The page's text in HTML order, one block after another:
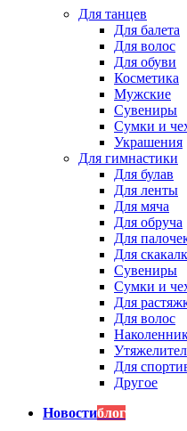
Для танцев
Для балета
Для волос
Для обуви
Косметика
Мужские
Сувениры
Сумки и
Украшения
Для гимнастики
Для булав
Для ленты
Для мяча
Для обруча
Для
Для
Сувениры
Сумки и
Для
Для волос
Для
Другое
Новостиблог